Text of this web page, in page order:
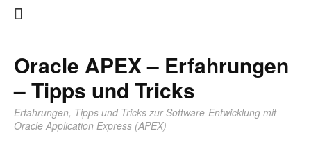
Zum
Inhalt
Oracle APEX – Erfahrungen
– Tipps und Tricks
Erfahrungen, Tipps und Tricks zur Software-Entwicklung mit
Oracle Application Express (APEX)